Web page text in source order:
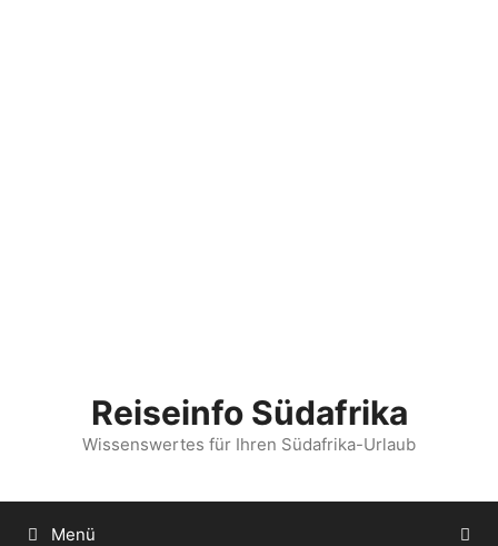
Reiseinfo Südafrika
Wissenswertes für Ihren Südafrika-Urlaub
Menü